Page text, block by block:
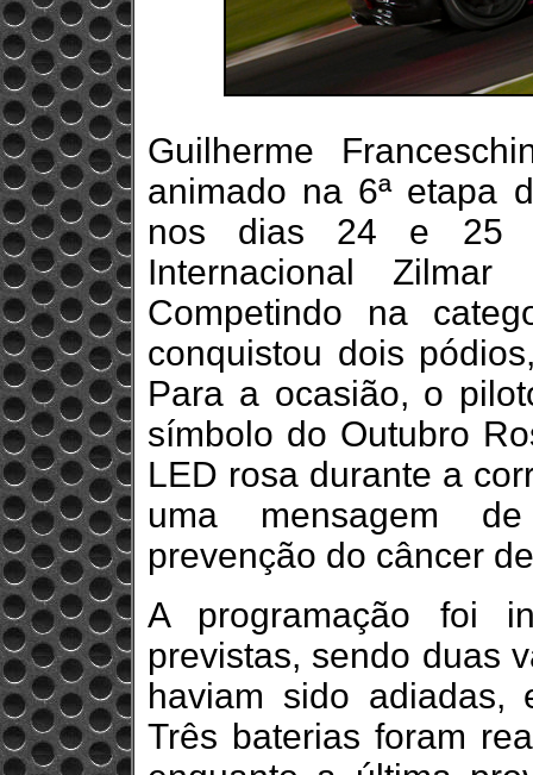
Guilherme
animado na 6ª etapa
nos dias 24 e 25
Internacional
Competindo na
conquistou dois
Para a ocasião, o
símbolo do Outubro
LED rosa durante a
uma mensagem
prevenção do câncer
A programação foi
previstas, sendo duas
haviam sido adiadas,
Três baterias foram